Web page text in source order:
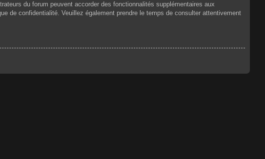
du forum peuvent accorder des fonctionnalités supplémentaires aux
de confidentialité. Veuillez également prendre le temps de consulter attentivement